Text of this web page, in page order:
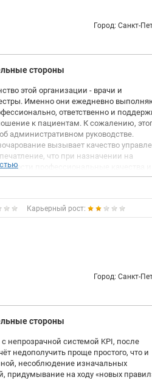
Город: Санкт-
стороны
этой организации - врачи и
Именно они ежедневно
ответственно и
к пациентам. К сожалению,
административном руководстве.
вызывает качество
что при назначении на
профессиональные качества и
опыт играют далеко не главную роль.
выглядят непоследовательными и
на рабочем процессе.
отметить атмосферу внутри
культивируется практика
чужих разговоров и
и добросовестного выполнения
опыта, что неизбежно сказывается на
решений». Соискателям стоит
круг обязанностей до
далека от полной картины:
функций и дополнительной нагрузки
уже после выхода на работу.
Карьерный рост:
Город: Санкт-
стороны
с непрозрачной системой KPI, после
недополучить проще простого, что и
несоблюдение изначальных
придумывание на ходу «новых